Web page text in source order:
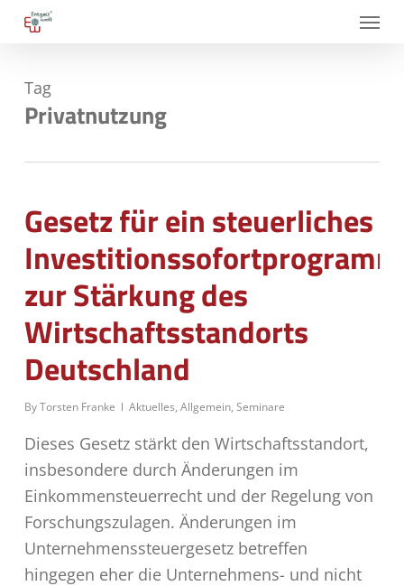
Skip
content
Menu
Tag
Privatnutzung
Gesetz für ein steuerliches
Investitionssofortprogramm
zur Stärkung des
Wirtschaftsstandorts
Deutschland
ByTorsten Franke Aktuelles, Allgemein, Seminare
Dieses Gesetz stärkt den Wirtschaftsstandort,
insbesondere durch Änderungen im
Einkommensteuerrecht und der Regelung von
Forschungszulagen. Änderungen im
Unternehmenssteuergesetz betreffen
hingegen eher die Unternehmens- und nicht